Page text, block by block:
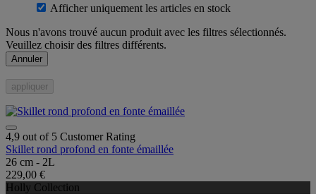
Afficher uniquement les articles en stock
Nous n'avons trouvé aucun produit avec les filtres sélectionnés.
Veuillez choisir des filtres différents.
Annuler
appliquer
4,9 out of 5 Customer Rating
Skillet rond profond en fonte émaillée
26 cm - 2L
229,00 €
Holly Collection